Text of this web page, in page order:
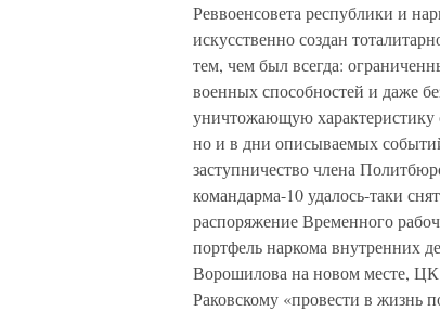
Реввоенсовета республики и
искусственно создан
тем, чем был всегда:
военных способностей и даже
уничтожающую
но и в дни описываемых
заступничество члена
командарма-10 удалось-таки
распоряжение Временного
портфель наркома внутренних
Ворошилова на новом месте, ЦК
Раковскому «провести в жизнь